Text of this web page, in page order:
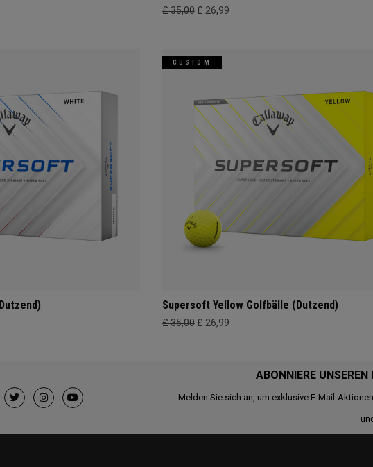
£ 35,00 £ 26,99
CUSTOM
Supersoft Yellow Golfbälle (Dutzend)
£ 35,00 £ 26,99
ABONNIERE UNSEREN
Melden Sie sich an, um exklusive E-Mail-